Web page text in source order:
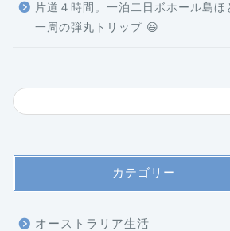
片道４時間。一泊二日ボホール島ほ
一周の弾丸トリップ 😆
カテゴリー
オーストラリア生活